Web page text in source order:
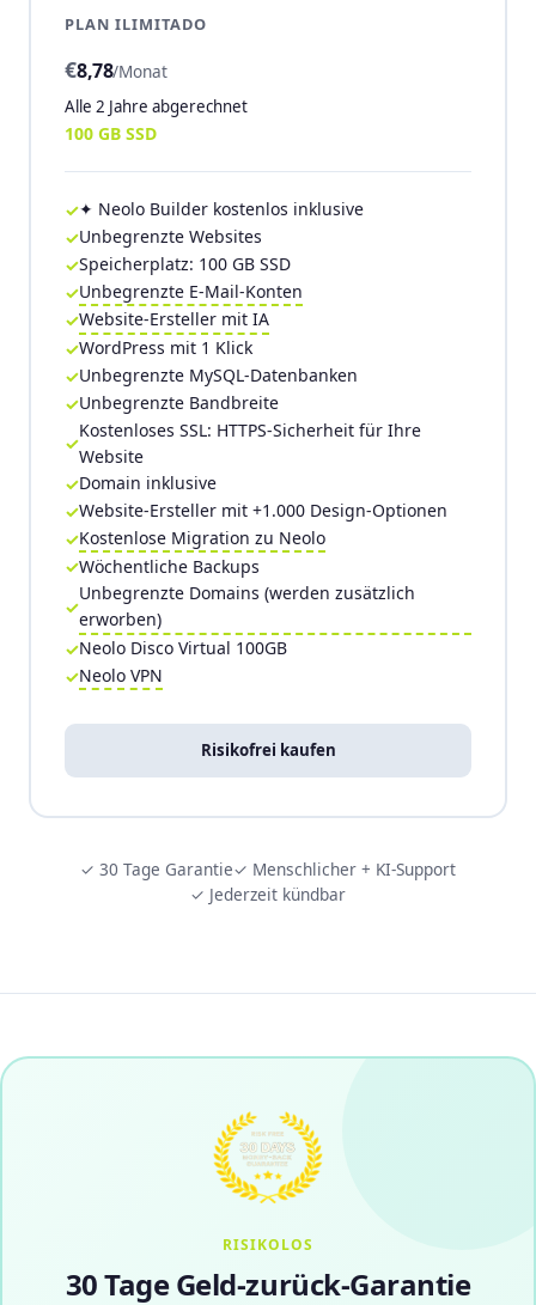
PLAN ILIMITADO
€8,78/Monat
Alle 2 Jahre abgerechnet
100 GB SSD
✦ Neolo Builder kostenlos inklusive
Unbegrenzte Websites
Speicherplatz: 100 GB SSD
Unbegrenzte E-Mail-Konten
Website-Ersteller mit IA
WordPress mit 1 Klick
Unbegrenzte MySQL-Datenbanken
Unbegrenzte Bandbreite
Kostenloses SSL: HTTPS-Sicherheit für Ihre
Website
Domain inklusive
Website-Ersteller mit +1.000 Design-Optionen
Kostenlose Migration zu Neolo
Wöchentliche Backups
Unbegrenzte Domains (werden zusätzlich
erworben)
Neolo Disco Virtual 100GB
Neolo VPN
Risikofrei kaufen
✓ 30 Tage Garantie✓ Menschlicher + KI-Support
✓ Jederzeit kündbar
RISIKOLOS
30 Tage Geld-zurück-Garantie